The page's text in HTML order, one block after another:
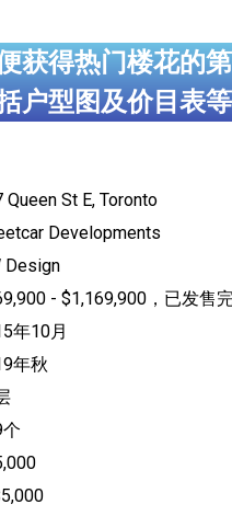
获得热门楼花的
户型图及价目表
St E, Toronto
Developments
Design
- $1,169,900，已发售
年10月
年秋